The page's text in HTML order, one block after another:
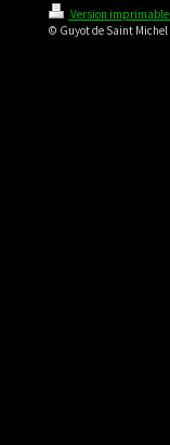
Version imprimable
© Guyot de Saint Michel